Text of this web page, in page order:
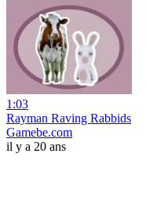
1:03
Rayman Raving Rabbids
Gamebe.com
il y a 20 ans